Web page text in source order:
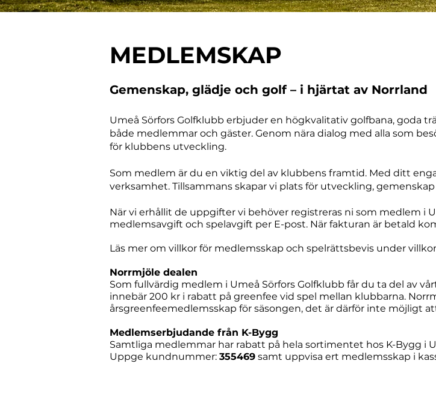
MEDLEMSKAP
Gemenskap, glädje och golf – i hjärtat av Norrland
Umeå Sörfors Golfklubb erbjuder en högkvalitativ golfbana, goda
både medlemmar och gäster. Genom nära dialog med alla som
för klubbens utveckling.
Som medlem är du en viktig del av klubbens framtid. Med ditt
verksamhet. Tillsammans skapar vi plats för utveckling,
När vi erhållit de uppgifter vi behöver registreras ni som medlem i
medlemsavgift och spelavgift per E-post. När fakturan är betald
Läs mer om villkor för medlemsskap och spelrättsbevis under
Norrmjöle dealen
Som fullvärdig medlem i Umeå Sörfors Golfklubb får du ta del av
innebär 200 kr i rabatt på greenfee vid spel mellan klubbarna.
årsgreenfeemedlemsskap för säsongen, det är därför inte möjligt
Medlemserbjudande från K-Bygg
​Samtliga medlemmar har rabatt på hela sortimentet hos K-Bygg i
Uppge kundnummer: 355469 samt uppvisa ert medlemsskap i